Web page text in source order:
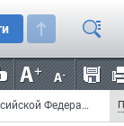
Федеральный закон от 29 декабря 2022 г. N 582-ФЗ "О внесении изменений в статьи 239 и 330.1 Уголовного кодекса Российской Федерации"
срок до семи